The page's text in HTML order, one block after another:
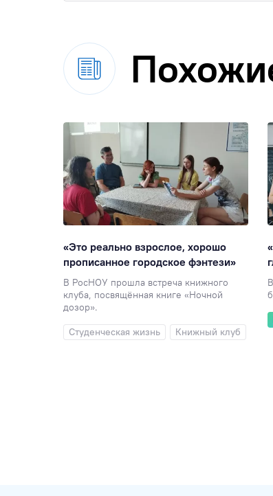
«Это реально взрослое, хорошо
прописанное городское фэнтези»
В РосНОУ прошла встреча книжного
клуба, посвящённая книге «Ночной
дозор».
Студенческая жизнь
Книжный клуб